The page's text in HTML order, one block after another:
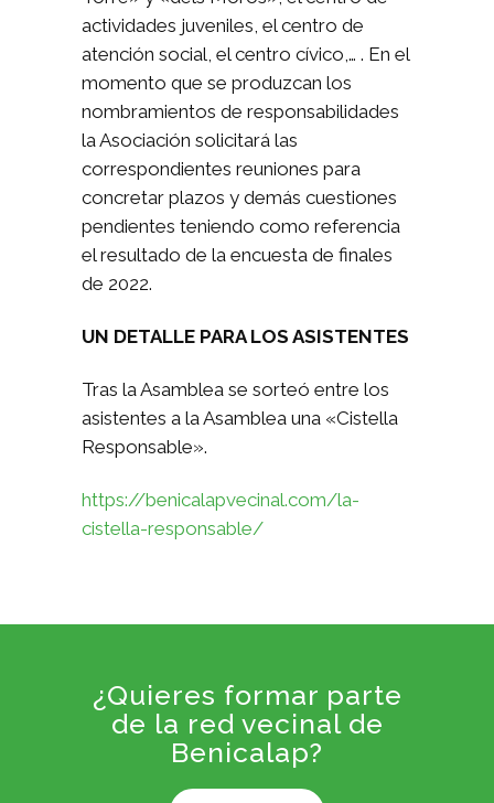
actividades juveniles, el centro de
atención social, el centro cívico,… . En el
momento que se produzcan los
nombramientos de responsabilidades
la Asociación solicitará las
correspondientes reuniones para
concretar plazos y demás cuestiones
pendientes teniendo como referencia
el resultado de la encuesta de finales
de 2022.
UN DETALLE PARA LOS ASISTENTES
Tras la Asamblea se sorteó entre los
asistentes a la Asamblea una «Cistella
Responsable».
https://benicalapvecinal.com/la-
cistella-responsable/
¿Quieres formar parte
de la red vecinal de
Benicalap?